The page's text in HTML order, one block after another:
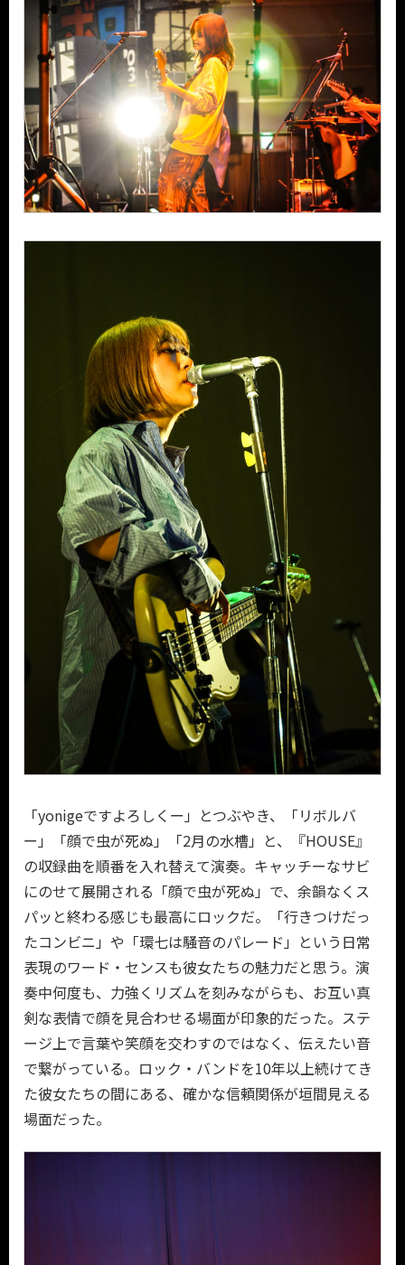
「yonigeですよろしくー」とつぶやき、「リボルバ
ー」「顔で虫が死ぬ」「2月の水槽」と、『HOUSE』
の収録曲を順番を入れ替えて演奏。キャッチーなサビ
にのせて展開される「顔で虫が死ぬ」で、余韻なくス
パッと終わる感じも最高にロックだ。「行きつけだっ
たコンビニ」や「環七は騒音のパレード」という日常
表現のワード・センスも彼女たちの魅力だと思う。演
奏中何度も、力強くリズムを刻みながらも、お互い真
剣な表情で顔を見合わせる場面が印象的だった。ステ
ージ上で言葉や笑顔を交わすのではなく、伝えたい音
で繋がっている。ロック・バンドを10年以上続けてき
た彼女たちの間にある、確かな信頼関係が垣間見える
場面だった。